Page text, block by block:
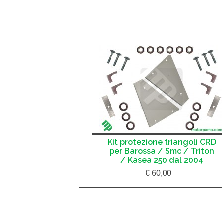
Kit protezione triangoli CRD
per Barossa / Smc / Triton
/ Kasea 250 dal 2004
€ 60,00